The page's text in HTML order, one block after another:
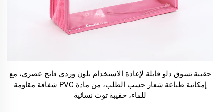
حقيبة تسوق دلو قابلة لإعادة الاستخدام بلون وردي فاتح عصري، مع
إمكانية طباعة شعار حسب الطلب، من مادة PVC شفافة مقاومة
للماء، حقيبة توت نسائية